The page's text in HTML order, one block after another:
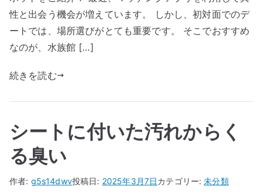
性と出会う機会が増えています。 しかし、初対面でのデ
ートでは、場所選びがとても重要です。 そこでおすすめ
なのが、水族館 […]
続きを読む
シートに付いた汚れからく
る臭い
作者: g5s14dwv投稿日: 2025年3月7日カテゴリー:未分類